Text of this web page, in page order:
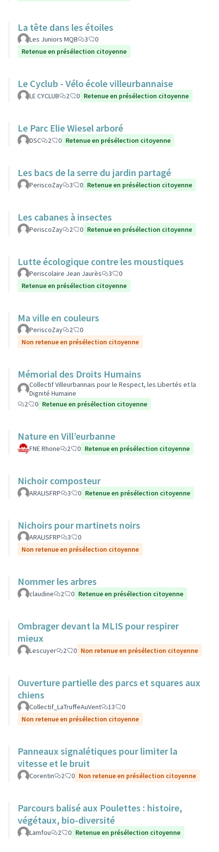
La tête dans les étoiles
Les Juniors MQB 3
0
Retenue en présélection citoyenne
Le Cyclub - Vélo école villeurbannaise
LE CYCLUB 2 0 Retenue en présélection citoyenne
Le Parc Elie Wiesel arboré
DSC 2 0 Retenue en présélection citoyenne
Les bacs de la serre du jardin partagé
PeriscoZay 3 0 Retenue en présélection citoyenne
Les cabanes à insectes
PeriscoZay 2 0 Retenue en présélection citoyenne
Lutte écologique contre les moustiques
Periscolaire Jean Jaurès 3
0
Retenue en présélection citoyenne
Ma ville en couleurs
PeriscoZay 2
0
Non retenue en présélection citoyenne
Mémorial des Droits Humains
Collectif Villeurbannais pour le Respect, les Libertés et la
Dignité Humaine
2
0 Retenue en présélection citoyenne
Nature en Vill’eurbanne
FNE Rhone 2 0 Retenue en présélection citoyenne
Nichoir composteur
ARALISFRP 3 0 Retenue en présélection citoyenne
Nichoirs pour martinets noirs
ARALISFRP 3
0
Non retenue en présélection citoyenne
Nommer les arbres
claudine 2 0 Retenue en présélection citoyenne
Ombrager devant la MLIS pour respirer
mieux
Lescuyer 2 0 Non retenue en présélection citoyenne
Ouverture partielle des parcs et squares aux
chiens
Collectif_LaTruffeAuVent 13
0
Non retenue en présélection citoyenne
Panneaux signalétiques pour limiter la
vitesse et le bruit
Corentin 2 0 Non retenue en présélection citoyenne
Parcours balisé aux Poulettes : histoire,
végétaux, bio-diversité
Lamfou 2 0 Retenue en présélection citoyenne